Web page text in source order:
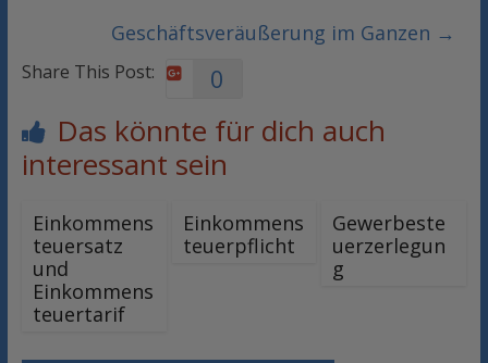
Geschäftsveräußerung im Ganzen →
Share This Post: 0
Das könnte für dich auch
interessant sein
Einkommens
teuersatz
und
Einkommens
teuertarif
Einkommens
teuerpflicht
Gewerbeste
uerzerlegun
g